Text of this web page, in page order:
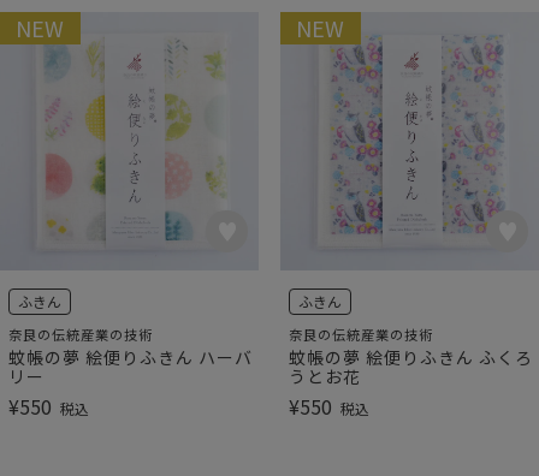
NEW
ふきん
奈良の伝統産業の技術
蚊帳の夢 絵便りふきん ハーバ
リー
¥550 税込
NEW
ふきん
奈良の伝統産業の技術
蚊帳の夢 絵便りふきん ふくろ
うとお花
¥550 税込